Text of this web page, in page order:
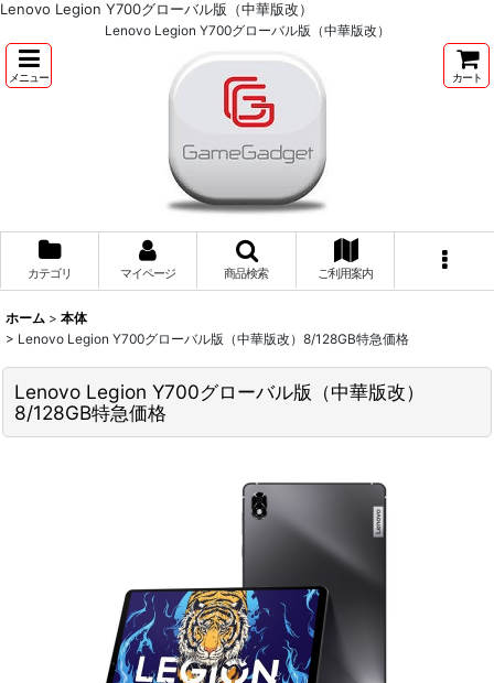
Lenovo Legion Y700グローバル版（中華版改）
Lenovo Legion Y700グローバル版（中華版改）
メニュー カート
カテゴリ マイページ 商品検索 ご利用案内
ホーム > 本体
> Lenovo Legion Y700グローバル版（中華版改）8/128GB特急価格
Lenovo Legion Y700グローバル版（中華版改）
8/128GB特急価格